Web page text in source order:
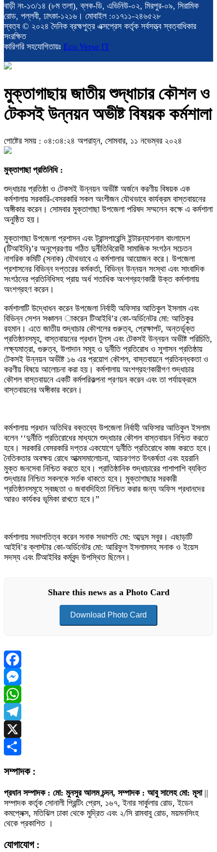
বাড়ী নং-১৩/১৪ (৮ম তলা), ব্লক-ডি, এভিনিউ-০২, মিরপুর-০৯, সিরামিক
রোড, পল্লবী, ঢাৎকা-১২১৬। মোবাইল :০১৭১১-২৪৬৫২৮
স্বত্ব © ২০২৪ দৈনিক ব্রহ্মপুত্র এক্সপ্রেস কর্তৃক সর্বসত্ত্ব স্বত্বাধিকার
সংরক্ষিত
কারিগরি সহযোগিতায়ঃ Eco Verse IT
মুক্তাগাছায় জাতীয় শুদ্ধাচার কৌশল ও
টেকসই উন্নয়ন অভীষ্ট বিষয়ক কর্মশালা
পোষ্টের সময় : ০৪:৩৪:২৪ অপরাহ্ন, সোমবার, ১১ নভেম্বর ২০২৪
মুক্তাগাছা প্রতিনিধি :
শুদ্ধাচার প্রতিষ্ঠা ও টেকসই উন্নয়ন অভীষ্ট অর্জনে করণীয় বিষয়ক এক
কর্মশালায় সরকারি-বেসরকারি সকল অংশীজন যৌথভাবে কার্যক্রম বাস্তবায়নের
অঙ্গীকার করেন। সোমবার মুক্তাগাছা উপজেলা পরিষদ সম্মলেন কক্ষে এ কর্মশালা
অনুষ্ঠিত হয়।
মুক্তাগাছা উপজেলা প্রশাসন এবং ট্রান্সপারেন্সি ইন্টারন্যাশনাল বাংলাদেশ
(টিআইবি)’র অনুপ্রেরণায় গঠিত দুর্নীতিবিরোধী সামাজিক সংগঠন সচেতন
নাগরিক কমিটি (সনাক) যৌথভাবে এ কর্মশালার আয়োজন করে। উপজেলা
প্রশাসনের বিভিন্ন দপ্তরের কর্মকর্তা, বিভিন্ন উন্নয়ন সংস্থা এবং সাংবাদিক
সংগঠনের প্রতিনিধিসহ প্রায় অর্ধ শতাধিক অংশগ্রহণকারী উক্ত কর্মশালায়
অংশগ্রহণ করেন।
কর্মশালাটি উদ্ধোধন করেন উপজেলা নির্বাহী অফিসার আতিকুল ইসলাম এবং
বিভিন্ন সেশন সঞ্চালন াকরেন টিআইবি’র কো-অর্ডিনেটর মো: আতিকুর
রহমান। এতে জাতীয় শুদ্ধাচার কৌশলের গুরুত্ব, প্রেক্ষাপট, অন্তর্ভূক্ত
প্রতিষ্ঠানসমূহ, বাস্তবায়নের প্রধান টুলস এবং টেকসই উন্নয়ন অভীষ্ট পরিচিতি,
লক্ষ্যমাত্রা, গুরুত্ব, উপাদান সমূহ ও দুর্নীতি প্রতিরোধ ও সুশাসন প্রতিষ্ঠায়
টেকসই উন্নয়ন অভীষ্ট ১৬ এর প্রয়োগ কৌশল, বাস্তবায়নে প্রতিবন্ধকতা ও
করণীয় বিষয়ে আলোচনা করা হয়। কর্মশালায় অংশগ্রহণকারীগণ শুদ্ধাচার
কৌশল বাস্তবায়নে একটি কর্মপরিকল্পনা প্রণয়ন করেন এবং তা পর্যায়ক্রমে
বাস্তবায়নের অঙ্গীকার করেন।
কর্মশালায় প্রধান অতিথির বক্তব্যে উপজেলা নির্বাহী অফিসার আতিকুল ইসলাম
বলেন ‘‘দুর্নীতি প্রতিরোধের মাধ্যমে শুদ্ধাচার কৌশল বাস্তবায়ন নিশ্চিত করতে
হবে। সরকারি বেসরকারি দপ্তর একযোগে দুর্নীতি প্রতিরোধে কাজ করতে হবে।
নৈতিকতার অবক্ষয় রোধে আত্মসমালোচনা, আচরণগত উৎকর্ষতা এবং হয়রানি
মুক্ত জনসেবা নিশ্চিত করতে হবে। প্রাতিষ্ঠানিক শুদ্ধাচারের পাশাপাশি ব্যক্তি
শুদ্ধাচার নিশ্চিত সকলকে সর্তক থাকতে হবে। মুক্তাগাছার সরকারী
প্রতিষ্ঠানসমূহে স্বচ্ছতা ও জবাবদিহিতা নিশ্চিত করার জন্য অফিস প্রধানদের
আরও কার্যকর ভূমিকা রাখতে হবে।”
কর্মশালায় সভাপতিত্ব করেন সনাক সভাপতি মো: আব্দুস সবুর। এছাড়াটি
আইবি’র ক্লাস্টার কো-অর্ডিনেটর মো: আরিফুল ইসলামসহ সনাক ও ইয়েস
সদস্য এবং টিআইবির কর্মবৃন্দ উপস্থিত ছিলেন।
Share this news as a Photo Card
Download Photo Card
Facebook
Messenger
WhatsApp
Telegram
X
সম্পাদক :
প্রধান সম্পাদক : মো: মুনসুর আলম চন্দন, সম্পাদক : আবু সালেহ মো: মূসা||
সম্পাদক কর্তৃক সোনালী প্রিন্টিং প্রেস, ১৬৭, ইনার সার্কুলার রোড, ইডেন
কমপ্লেক্স, মতিঝিল ঢাকা থেকে মুদ্রিত এবং ২/সি রামবাবু রোড, ময়মনসিংহ
থেকে প্রকাশিত ।
যোগাযোগ :